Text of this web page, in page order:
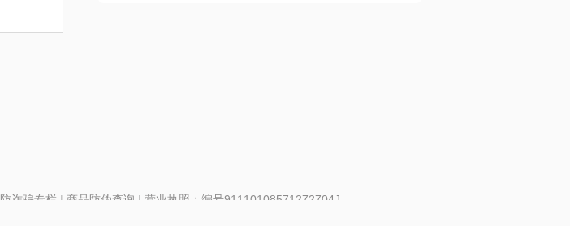
防诈骗专栏 | 商品防伪查询 | 营业执照：编号91110108571272704J